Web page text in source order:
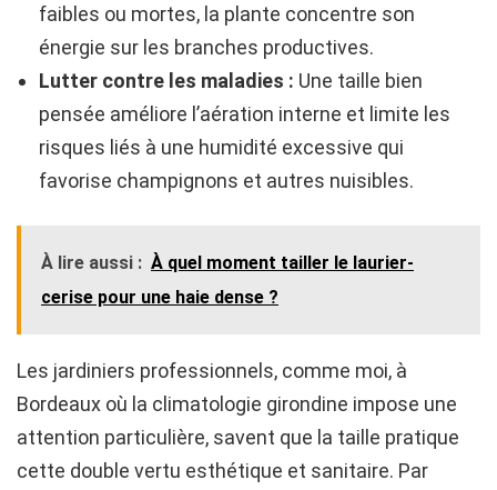
faibles ou mortes, la plante concentre son
énergie sur les branches productives.
Lutter contre les maladies : Une taille bien
pensée améliore l’aération interne et limite les
risques liés à une humidité excessive qui
favorise champignons et autres nuisibles.
À lire aussi : À quel moment tailler le laurier-
cerise pour une haie dense ?
Les jardiniers professionnels, comme moi, à
Bordeaux où la climatologie girondine impose une
attention particulière, savent que la taille pratique
cette double vertu esthétique et sanitaire. Par